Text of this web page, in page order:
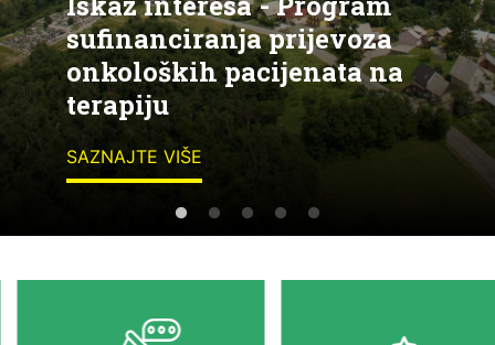
sufinanciranja prijevoza
onkoloških pacijenata na
terapiju
SAZNAJTE VIŠE